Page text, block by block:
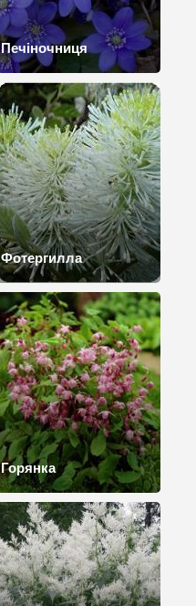
Печіночниця
Фотергилла
Горянка